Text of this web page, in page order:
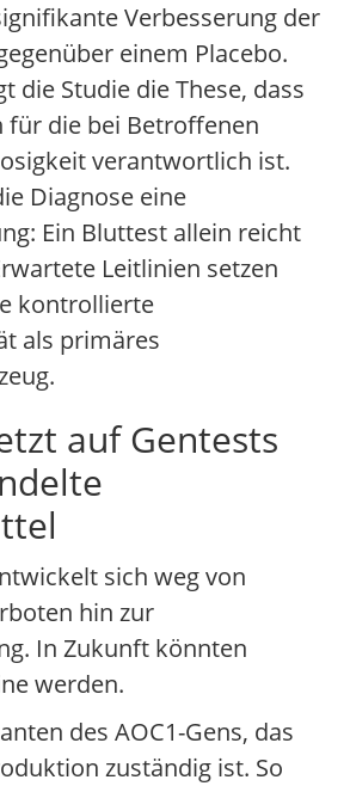
Verbesserung der
einem Placebo.
die Studie die These, dass
für die bei Betroffenen
verantwortlich ist.
Diagnose eine
Ein Bluttest allein reicht
Leitlinien setzen
kontrollierte
als primäres
auf Gentests
sich weg von
hin zur
In Zukunft könnten
werden.
des AOC1-Gens, das
zuständig ist. So